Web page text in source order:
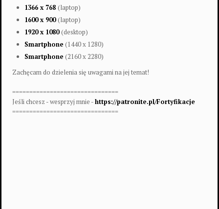
1366 x 768 (laptop)
1600 x 900(laptop)
1920 x 1080(desktop)
Smartphone (1440 x 1280)
Smartphone (2160 x 2280)
Zachęcam do dzielenia się uwagami na jej temat!
===============================
Jeśli chcesz - wesprzyj mnie -https://patronite.pl/Fortyfikacje
===============================